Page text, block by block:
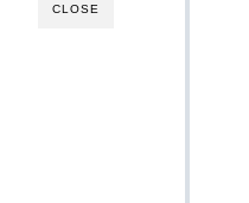
CLOSE